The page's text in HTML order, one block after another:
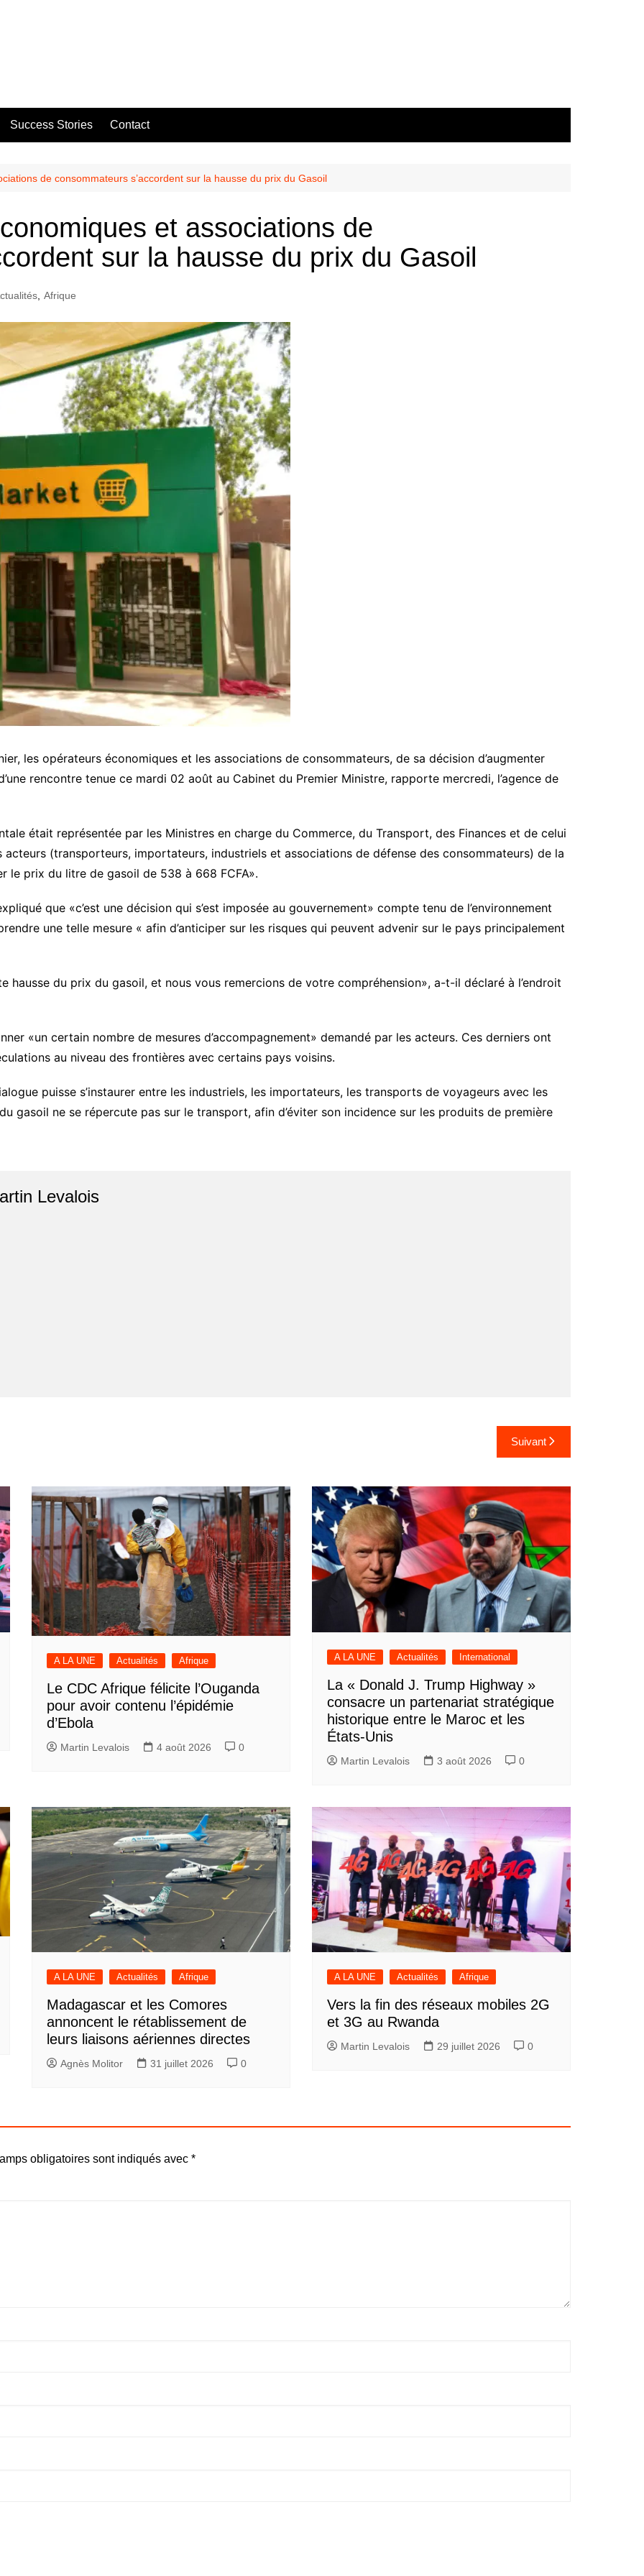
Success Stories Contact
de consommateurs s’accordent sur la hausse du prix du Gasoil
et associations de
sur la hausse du prix du Gasoil
Afrique
les opérateurs économiques et les associations de consommateurs, de sa décision d’augmenter
rencontre tenue ce mardi 02 août au Cabinet du Premier Ministre, rapporte mercredi, l’agence de
était représentée par les Ministres en charge du Commerce, du Transport, des Finances et de celui
(transporteurs, importateurs, industriels et associations de défense des consommateurs) de la
le prix du litre de gasoil de 538 à 668 FCFA».
que «c’est une décision qui s’est imposée au gouvernement» compte tenu de l’environnement
une telle mesure « afin d’anticiper sur les risques qui peuvent advenir sur le pays principalement
hausse du prix du gasoil, et nous vous remercions de votre compréhension», a-t-il déclaré à l’endroit
«un certain nombre de mesures d’accompagnement» demandé par les acteurs. Ces derniers ont
au niveau des frontières avec certains pays voisins.
puisse s’instaurer entre les industriels, les importateurs, les transports de voyageurs avec les
gasoil ne se répercute pas sur le transport, afin d’éviter son incidence sur les produits de première
Levalois
Suivant
A LA UNE Actualités Afrique
Le CDC Afrique félicite l’Ouganda
pour avoir contenu l’épidémie
d’Ebola
Martin Levalois 4 août 2026 0
A LA UNE Actualités International
La « Donald J. Trump Highway »
consacre un partenariat stratégique
historique entre le Maroc et les
États-Unis
Martin Levalois 3 août 2026 0
A LA UNE Actualités Afrique
Madagascar et les Comores
annoncent le rétablissement de
leurs liaisons aériennes directes
Agnès Molitor 31 juillet 2026 0
A LA UNE Actualités Afrique
Vers la fin des réseaux mobiles 2G
et 3G au Rwanda
Martin Levalois 29 juillet 2026 0
obligatoires sont indiqués avec *